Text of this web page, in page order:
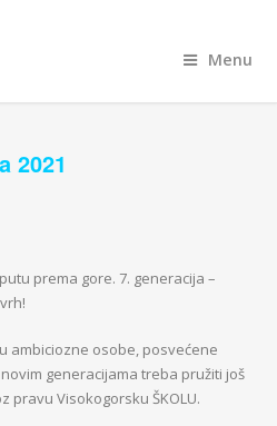
Menu
2021
prema gore. 7. generacija –
ambiciozne osobe, posvećene
generacijama treba pružiti još
pravu Visokogorsku ŠKOLU.